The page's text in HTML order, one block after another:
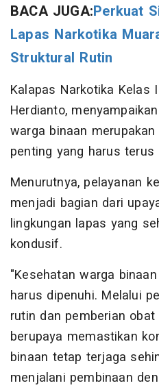
BACA JUGA:Perkuat
Lapas Narkotika
Struktural Rutin
Kalapas Narkotika Kelas
Herdianto,
warga binaan
penting yang harus terus
Menurutnya, pelayanan
menjadi bagian dari
lingkungan lapas yang
kondusif.
"Kesehatan warga
harus dipenuhi. Melalui
rutin dan pemberian
berupaya memastikan
binaan tetap terjaga
menjalani pembinaan